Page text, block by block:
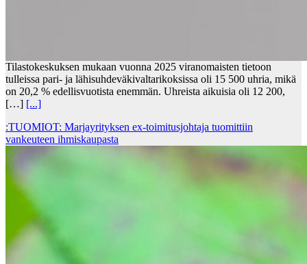
Tilastokeskuksen mukaan vuonna 2025 viranomaisten tietoon
tulleissa pari- ja lähisuhdeväkivaltarikoksissa oli 15 500 uhria, mikä
on 20,2 % edellisvuotista enemmän. Uhreista aikuisia oli 12 200,
[…] [...]
:TUOMIOT: Marjayrityksen ex-toimitusjohtaja tuomittiin
vankeuteen ihmiskaupasta